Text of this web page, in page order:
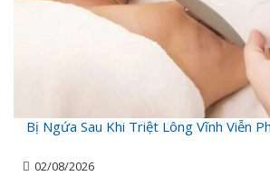
Bị Ngứa Sau Khi Triệt Lông Vĩnh Viễn
02/08/2026